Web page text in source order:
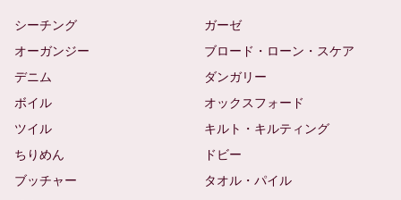
シーチング
ガーゼ
オーガンジー
ブロード・ローン・スケア
デニム
ダンガリー
ボイル
オックスフォード
ツイル
キルト・キルティング
ちりめん
ドビー
ブッチャー
タオル・パイル